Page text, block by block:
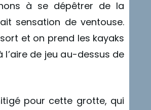
à se dépêtrer de la
sensation de ventouse.
et on prend les kayaks
l’aire de jeu au-dessus de
pour cette grotte, qui